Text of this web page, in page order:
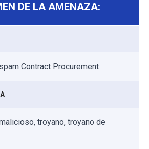
DE LA AMENAZA:
Contract Procurement
troyano, troyano de